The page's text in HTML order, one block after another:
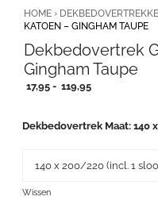
HOME ›
KATOEN – GINGHAM TAUPE
Dekbedovertrek
Gingham Taupe
17,95 - 119,95Prijsklasse:
119,95
Dekbedovertrek Maat 140
Wissen